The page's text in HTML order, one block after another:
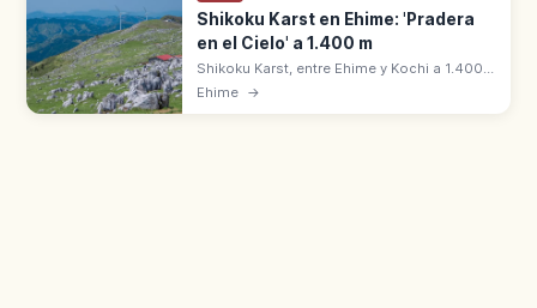
Shikoku Karst en Ehime: 'Pradera
en el Cielo' a 1.400 m
Shikoku Karst, entre Ehime y Kochi a 1.400
m, es uno de los tres grandes karst con
Ehime →